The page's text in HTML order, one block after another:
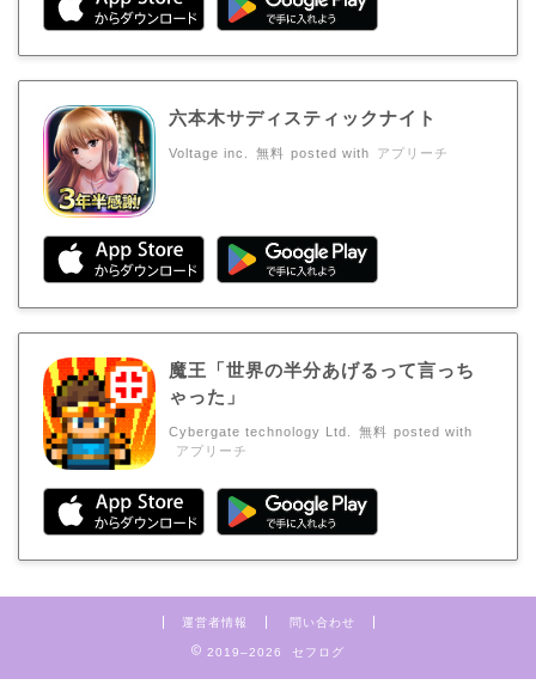
六本木サディスティックナイト
Voltage inc. 無料 posted with アプリーチ
魔王「世界の半分あげるって言っち
ゃった」
Cybergate technology Ltd. 無料 posted with
アプリーチ
運営者情報 問い合わせ
2019–2026 セフログ